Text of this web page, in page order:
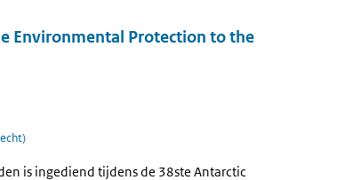
Environmental Protection to the
is ingediend tijdens de 38ste Antarctic